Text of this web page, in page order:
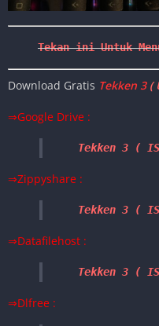
Download Gratis Tekken 3 (
⇒Google Drive :
Tekken 3 (
⇒Zippyshare :
Tekken 3 (
⇒Datafilehost :
Tekken 3 (
⇒Dlfree :